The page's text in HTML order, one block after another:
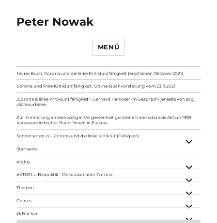
Peter Nowak
MENÜ
Neues Buch: Corona und die linke Kritik(un)fähigkeit (erschienen Oktober 2021)
Corona und linke Kritik(un)fähigkeit. Online-Buchvorstellung vom 23.11.2021
„Corona & linke Kritik(un) fähigkeit“- Gerhard Hanloser im Gespräch- jenseits von sog.
»Schwurbelei«
Zur Erinnerung an eine völlig in Vergessenheit geratene transnationale Aktion 1999:
Karawane indischer Bauer*innen in Europa
Sonderseiten zu…Corona und die linke Kritik(un)Fähigkeit).
anzeigen
Startseite
Archiv
anzeigen
AKTUELL: Biopolitik – Diskussion über Corona
anzeigen
Themen
anzeigen
Genres
anzeigen
@ Bücher…